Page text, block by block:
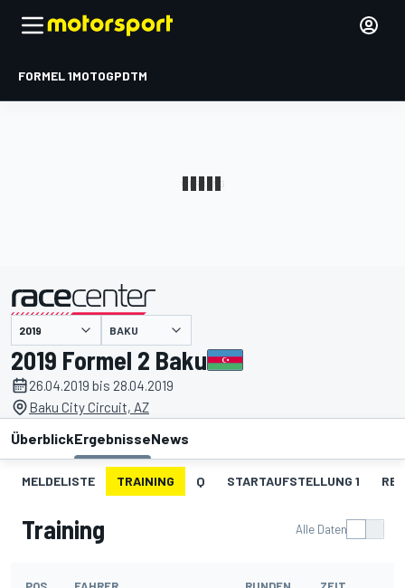
FORMEL 1MOTOGPDTM
BAKU
2019 Formel 2 Baku
26.04.2019 bis 28.04.2019
Baku City Circuit, AZ
ÜberblickErgebnisseNews
MELDELISTE TRAINING Q STARTAUFSTELLUNG 1
Training Alle Daten